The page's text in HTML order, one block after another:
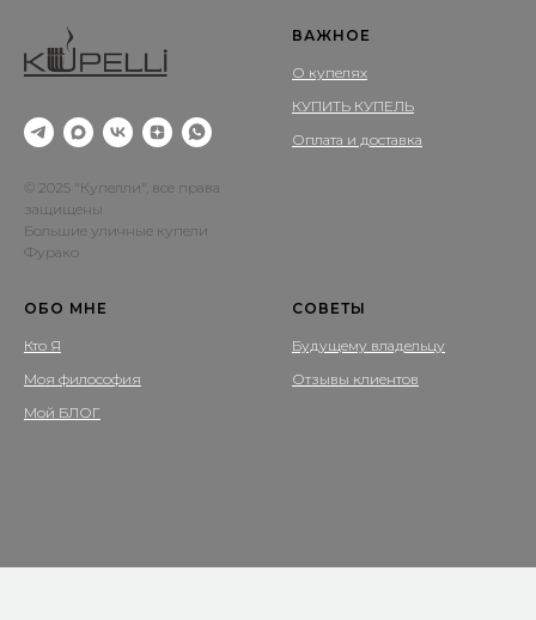
© 2025 "Купелли", все права
защищены
Большие уличные купели
Фурако
ВАЖНОЕ
О купелях
КУПИТЬ КУПЕЛЬ
Оплата и доставка
ОБО МНЕ
Кто Я
Моя философия
Мой БЛОГ
СОВЕТЫ
Будущему владельцу
Отзывы клиентов